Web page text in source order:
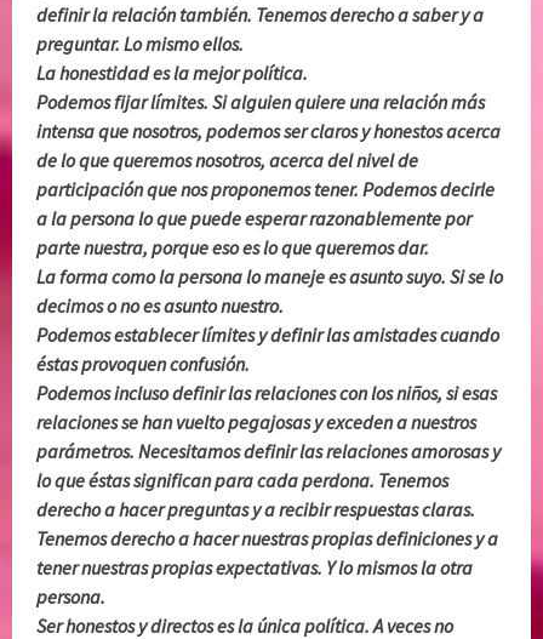
definir la relación también. Tenemos derecho a saber y a
preguntar. Lo mismo ellos.
La honestidad es la mejor política.
Podemos fijar límites. Si alguien quiere una relación más
intensa que nosotros, podemos ser claros y honestos acerca
de lo que queremos nosotros, acerca del nivel de
participación que nos proponemos tener. Podemos decirle
a la persona lo que puede esperar razonablemente por
parte nuestra, porque eso es lo que queremos dar.
La forma como la persona lo maneje es asunto suyo. Si se lo
decimos o no es asunto nuestro.
Podemos establecer límites y definir las amistades cuando
éstas provoquen confusión.
Podemos incluso definir las relaciones con los niños, si esas
relaciones se han vuelto pegajosas y exceden a nuestros
parámetros. Necesitamos definir las relaciones amorosas y
lo que éstas significan para cada perdona. Tenemos
derecho a hacer preguntas y a recibir respuestas claras.
Tenemos derecho a hacer nuestras propias definiciones y a
tener nuestras propias expectativas. Y lo mismos la otra
persona.
Ser honestos y directos es la única política. A veces no